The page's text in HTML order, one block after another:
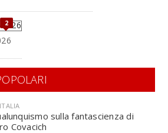
2
sulla fantascienza di
Covacich